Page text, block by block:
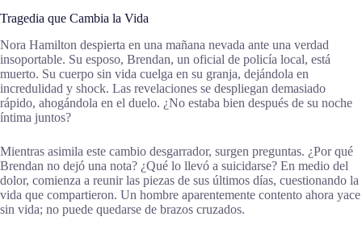
Tragedia que Cambia la Vida
Nora Hamilton despierta en una mañana nevada ante una verdad
insoportable. Su esposo, Brendan, un oficial de policía local, está
muerto. Su cuerpo sin vida cuelga en su granja, dejándola en
incredulidad y shock. Las revelaciones se despliegan demasiado
rápido, ahogándola en el duelo. ¿No estaba bien después de su noche
íntima juntos?
Mientras asimila este cambio desgarrador, surgen preguntas. ¿Por qué
Brendan no dejó una nota? ¿Qué lo llevó a suicidarse? En medio del
dolor, comienza a reunir las piezas de sus últimos días, cuestionando la
vida que compartieron. Un hombre aparentemente contento ahora yace
sin vida; no puede quedarse de brazos cruzados.